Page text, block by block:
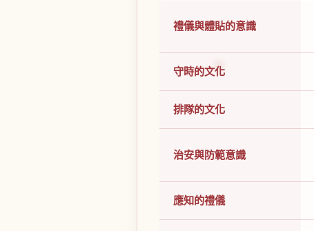
禮儀與體貼的意識
守時的文化
排隊的文化
治安與防範意識
應知的禮儀